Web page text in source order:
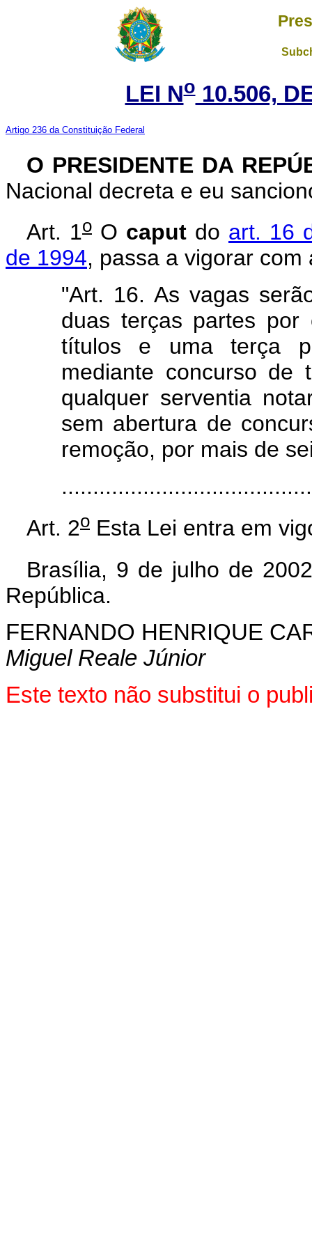
LEI No10.506,
Artigo 236 da Constituição Federal
O PRESIDENTE DA
Nacional decreta e eu
Art. 1o O caput do art. 16
de 1994, passa a vigorar
"Art. 16. As vagas
duas terças partes por
títulos e uma terça
mediante concurso de
qualquer serventia
sem abertura de
remoção, por mais de
Art. 2o Esta Lei entra em
Brasília, 9 de julho de
República.
FERNANDO HENRIQUE
Miguel Reale Júnior
Este texto não substitui o